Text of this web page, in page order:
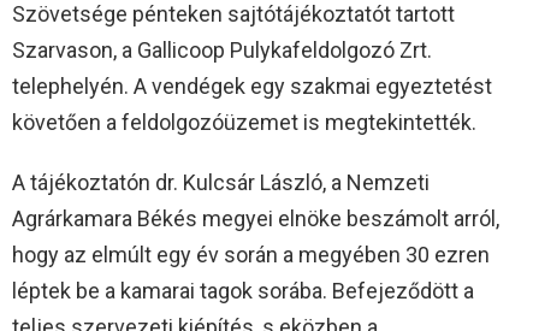
Szövetsége pénteken sajtótájékoztatót tartott
Szarvason, a Gallicoop Pulykafeldolgozó Zrt.
telephelyén. A vendégek egy szakmai egyeztetést
követően a feldolgozóüzemet is megtekintették.
A tájékoztatón dr. Kulcsár László, a Nemzeti
Agrárkamara Békés megyei elnöke beszámolt arról,
hogy az elmúlt egy év során a megyében 30 ezren
léptek be a kamarai tagok sorába. Befejeződött a